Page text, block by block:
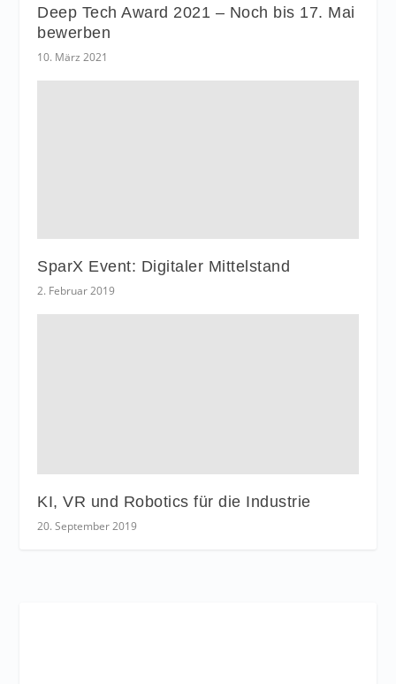
Deep Tech Award 2021 – Noch bis 17. Mai
bewerben
10. März 2021
SparX Event: Digitaler Mittelstand
2. Februar 2019
KI, VR und Robotics für die Industrie
20. September 2019